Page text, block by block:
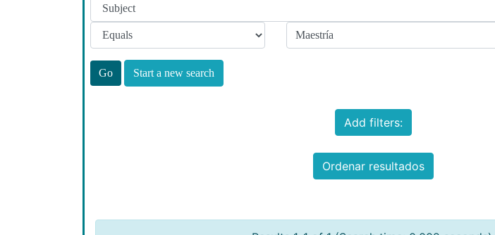
Start a new search
Add filters:
Ordenar resultados